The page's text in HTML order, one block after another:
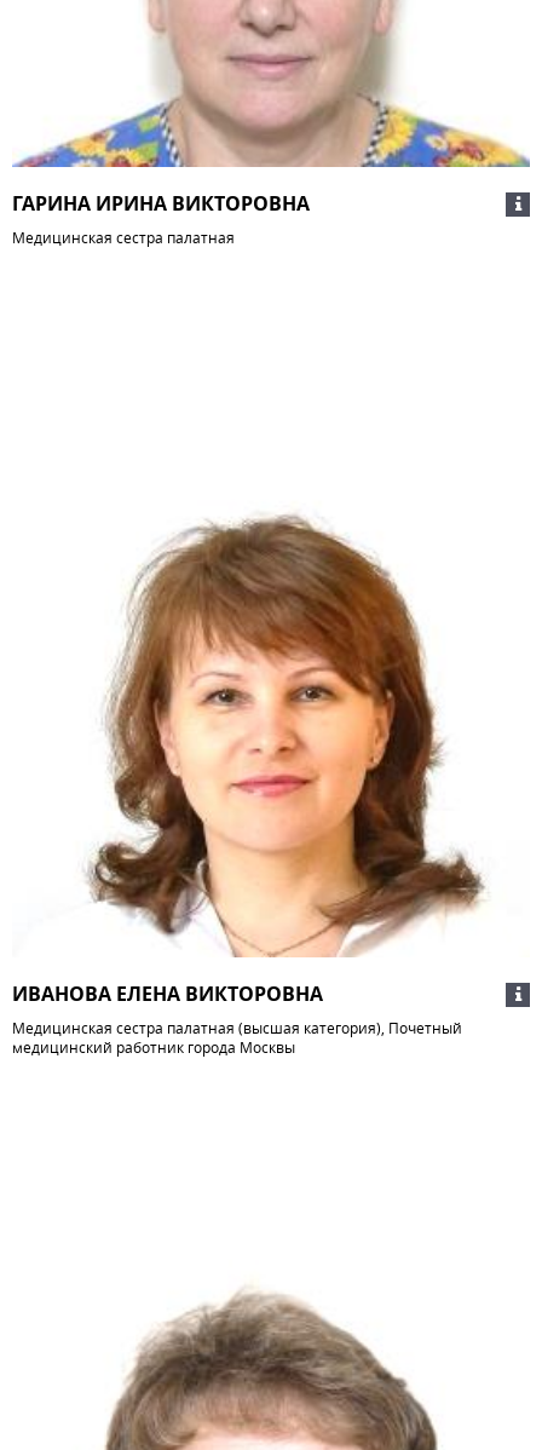
ГАРИНА ИРИНА ВИКТОРОВНА
Медицинская сестра палатная
ИВАНОВА ЕЛЕНА ВИКТОРОВНА
Медицинская сестра палатная (высшая категория), Почетный
медицинский работник города Москвы